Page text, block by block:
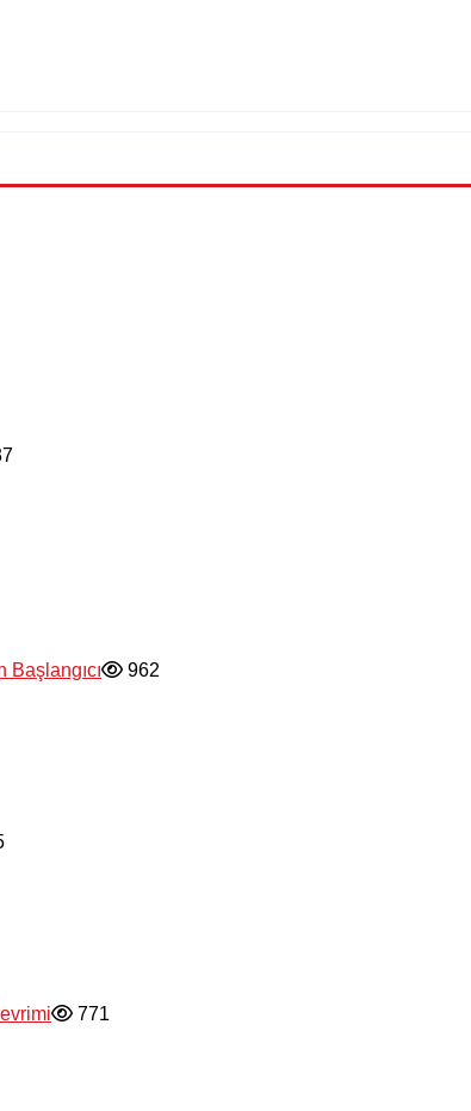
Başlangıcı
962
771